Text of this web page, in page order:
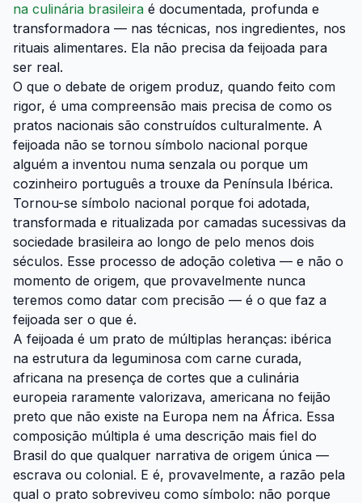
na culinária brasileira é documentada, profunda e
transformadora — nas técnicas, nos ingredientes, nos
rituais alimentares. Ela não precisa da feijoada para
ser real.
O que o debate de origem produz, quando feito com
rigor, é uma compreensão mais precisa de como os
pratos nacionais são construídos culturalmente. A
feijoada não se tornou símbolo nacional porque
alguém a inventou numa senzala ou porque um
cozinheiro português a trouxe da Península Ibérica.
Tornou-se símbolo nacional porque foi adotada,
transformada e ritualizada por camadas sucessivas da
sociedade brasileira ao longo de pelo menos dois
séculos. Esse processo de adoção coletiva — e não o
momento de origem, que provavelmente nunca
teremos como datar com precisão — é o que faz a
feijoada ser o que é.
A feijoada é um prato de múltiplas heranças: ibérica
na estrutura da leguminosa com carne curada,
africana na presença de cortes que a culinária
europeia raramente valorizava, americana no feijão
preto que não existe na Europa nem na África. Essa
composição múltipla é uma descrição mais fiel do
Brasil do que qualquer narrativa de origem única —
escrava ou colonial. E é, provavelmente, a razão pela
qual o prato sobreviveu como símbolo: não porque